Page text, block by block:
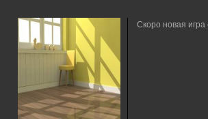
Скоро новая игра